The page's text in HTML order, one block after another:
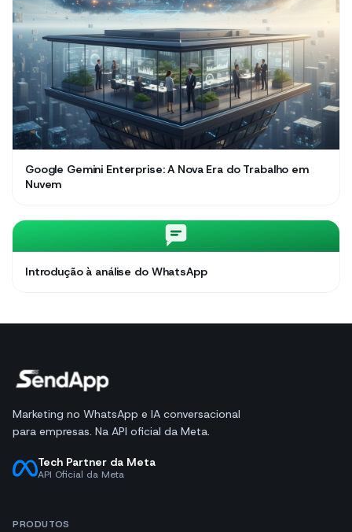
Google Gemini Enterprise: A Nova Era do Trabalho em
Nuvem
Introdução à análise do WhatsApp
Marketing no WhatsApp e IA conversacional
para empresas. Na API oficial da Meta.
Tech Partner da Meta
API Oficial da Meta
PRODUTOS